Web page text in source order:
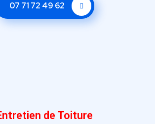
07 71 72 49 62
de Toiture